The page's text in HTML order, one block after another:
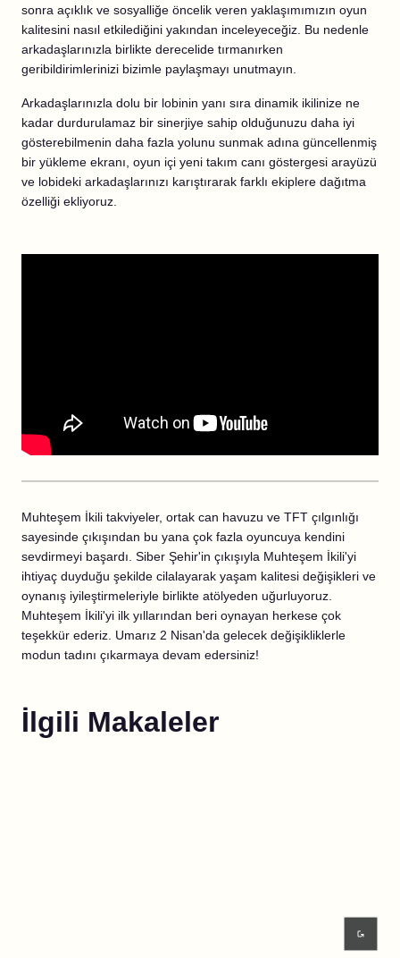
sonra açıklık ve sosyalliğe öncelik veren yaklaşımımızın oyun
kalitesini nasıl etkilediğini yakından inceleyeceğiz. Bu nedenle
arkadaşlarınızla birlikte derecelide tırmanırken
geribildirimlerinizi bizimle paylaşmayı unutmayın.
Arkadaşlarınızla dolu bir lobinin yanı sıra dinamik ikilinize ne
kadar durdurulamaz bir sinerjiye sahip olduğunuzu daha iyi
gösterebilmenin daha fazla yolunu sunmak adına güncellenmiş
bir yükleme ekranı, oyun içi yeni takım canı göstergesi arayüzü
ve lobideki arkadaşlarınızı karıştırarak farklı ekiplere dağıtma
özelliği ekliyoruz.
Muhteşem İkili takviyeler, ortak can havuzu ve TFT çılgınlığı
sayesinde çıkışından bu yana çok fazla oyuncuya kendini
sevdirmeyi başardı. Siber Şehir'in çıkışıyla Muhteşem İkili'yi
ihtiyaç duyduğu şekilde cilalayarak yaşam kalitesi değişikleri ve
oynanış iyileştirmeleriyle birlikte atölyeden uğurluyoruz.
Muhteşem İkili'yi ilk yıllarından beri oynayan herkese çok
teşekkür ederiz. Umarız 2 Nisan'da gelecek değişikliklerle
modun tadını çıkarmaya devam edersiniz!
İlgili Makaleler